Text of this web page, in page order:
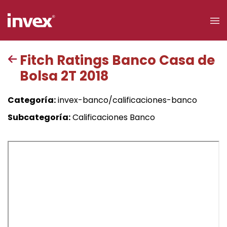
Acceso a
Buscar
Fitch Ratings Banco Casa de
Bolsa 2T 2018
Categoría:invex-banco/calificaciones-banco
Subcategoría:Calificaciones Banco